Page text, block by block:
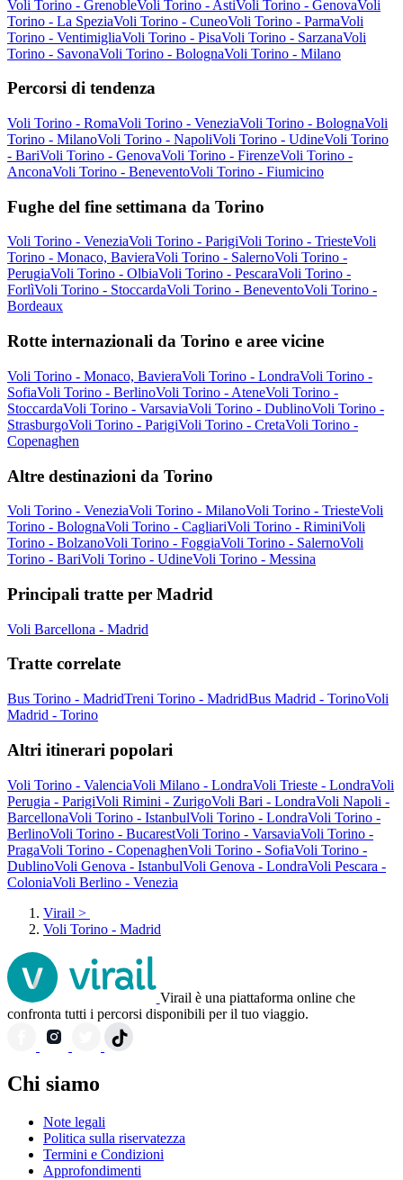
Voli Torino - GrenobleVoli Torino - AstiVoli Torino - GenovaVoli
Torino - La SpeziaVoli Torino - CuneoVoli Torino - ParmaVoli
Torino - VentimigliaVoli Torino - PisaVoli Torino - SarzanaVoli
Torino - SavonaVoli Torino - BolognaVoli Torino - Milano
Percorsi di tendenza
Voli Torino - RomaVoli Torino - VeneziaVoli Torino - BolognaVoli
Torino - MilanoVoli Torino - NapoliVoli Torino - UdineVoli Torino
- BariVoli Torino - GenovaVoli Torino - FirenzeVoli Torino -
AnconaVoli Torino - BeneventoVoli Torino - Fiumicino
Fughe del fine settimana da Torino
Voli Torino - VeneziaVoli Torino - ParigiVoli Torino - TriesteVoli
Torino - Monaco, BavieraVoli Torino - SalernoVoli Torino -
PerugiaVoli Torino - OlbiaVoli Torino - PescaraVoli Torino -
ForlìVoli Torino - StoccardaVoli Torino - BeneventoVoli Torino -
Bordeaux
Rotte internazionali da Torino e aree vicine
Voli Torino - Monaco, BavieraVoli Torino - LondraVoli Torino -
SofiaVoli Torino - BerlinoVoli Torino - AteneVoli Torino -
StoccardaVoli Torino - VarsaviaVoli Torino - DublinoVoli Torino -
StrasburgoVoli Torino - ParigiVoli Torino - CretaVoli Torino -
Copenaghen
Altre destinazioni da Torino
Voli Torino - VeneziaVoli Torino - MilanoVoli Torino - TriesteVoli
Torino - BolognaVoli Torino - CagliariVoli Torino - RiminiVoli
Torino - BolzanoVoli Torino - FoggiaVoli Torino - SalernoVoli
Torino - BariVoli Torino - UdineVoli Torino - Messina
Principali tratte per Madrid
Voli Barcellona - Madrid
Tratte correlate
Bus Torino - MadridTreni Torino - MadridBus Madrid - TorinoVoli
Madrid - Torino
Altri itinerari popolari
Voli Torino - ValenciaVoli Milano - LondraVoli Trieste - LondraVoli
Perugia - ParigiVoli Rimini - ZurigoVoli Bari - LondraVoli Napoli -
BarcellonaVoli Torino - IstanbulVoli Torino - LondraVoli Torino -
BerlinoVoli Torino - BucarestVoli Torino - VarsaviaVoli Torino -
PragaVoli Torino - CopenaghenVoli Torino - SofiaVoli Torino -
DublinoVoli Genova - IstanbulVoli Genova - LondraVoli Pescara -
ColoniaVoli Berlino - Venezia
Virail >
Voli Torino - Madrid
Virail è una piattaforma online che
confronta tutti i percorsi disponibili per il tuo viaggio.
Chi siamo
Note legali
Politica sulla riservatezza
Termini e Condizioni
Approfondimenti